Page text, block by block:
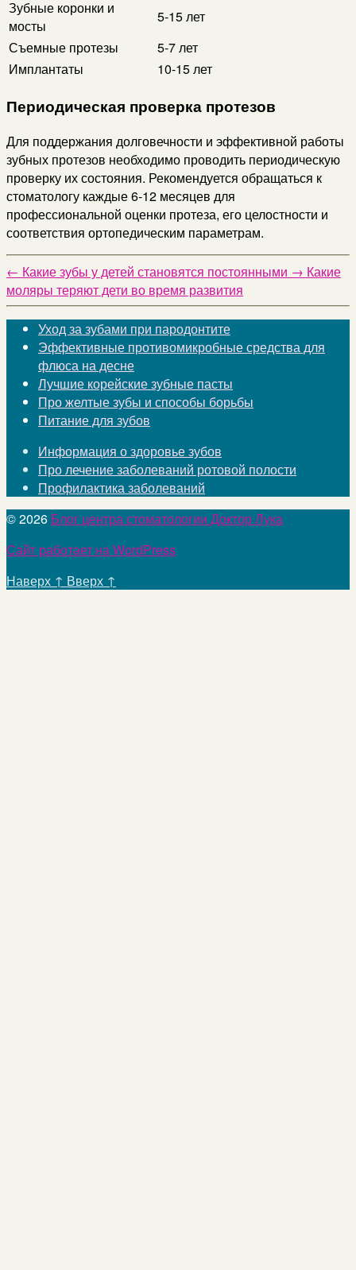
Зубные коронки и
мосты
5-15 лет
Съемные протезы
5-7 лет
Имплантаты
10-15 лет
Периодическая проверка протезов
Для поддержания долговечности и эффективной работы
зубных протезов необходимо проводить периодическую
проверку их состояния. Рекомендуется обращаться к
стоматологу каждые 6-12 месяцев для
профессиональной оценки протеза, его целостности и
соответствия ортопедическим параметрам.
← Какие зубы у детей становятся постоянными → Какие
моляры теряют дети во время развития
Уход за зубами при пародонтите
Эффективные противомикробные средства для
флюса на десне
Лучшие корейские зубные пасты
Про желтые зубы и способы борьбы
Питание для зубов
Информация о здоровье зубов
Про лечение заболеваний ротовой полости
Профилактика заболеваний
© 2026 Блог центра стоматологии Доктор Лука
Сайт работает на WordPress
Наверх ↑ Вверх ↑